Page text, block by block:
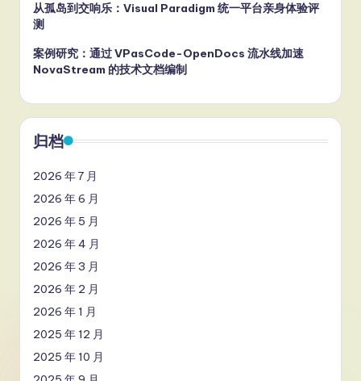
从孤岛到交响乐：Visual Paradigm 统一平台亲身体验评
测
案例研究：通过 VPasCode-OpenDocs 流水线加速
NovaStream 的技术文档编制
归档
2026 年 7 月
2026 年 6 月
2026 年 5 月
2026 年 4 月
2026 年 3 月
2026 年 2 月
2026 年 1 月
2025 年 12 月
2025 年 10 月